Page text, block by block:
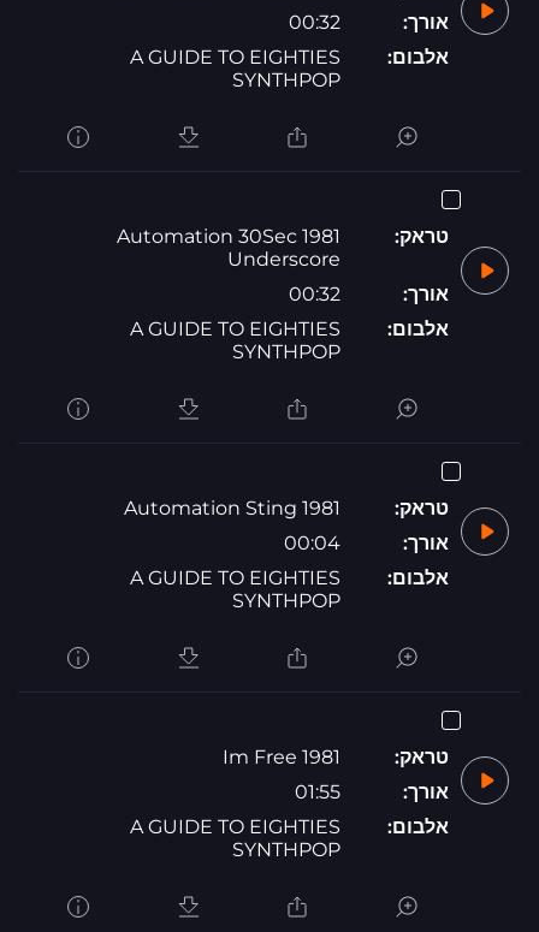
אורך:
00:32
אלבום:
A GUIDE TO EIGHTIES
SYNTHPOP
טראק:
1981 Automation 30Sec
Underscore
אורך:
00:32
אלבום:
A GUIDE TO EIGHTIES
SYNTHPOP
טראק:
1981 Automation Sting
אורך:
00:04
אלבום:
A GUIDE TO EIGHTIES
SYNTHPOP
טראק:
1981 Im Free
אורך:
01:55
אלבום:
A GUIDE TO EIGHTIES
SYNTHPOP